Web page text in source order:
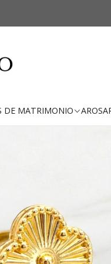
DE MATRIMONIO AROS